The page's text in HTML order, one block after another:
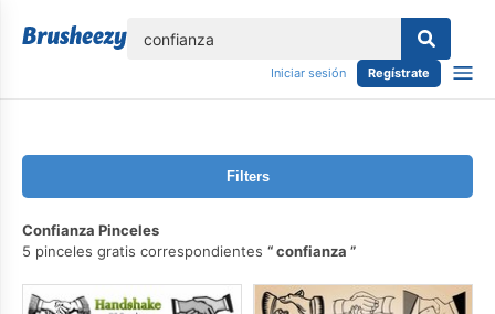
Iniciar sesión Regístrate
Filters
Confianza Pinceles
5 pinceles gratis correspondientes
confianza